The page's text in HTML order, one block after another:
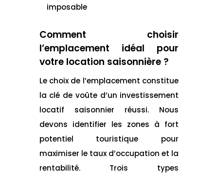
imposable
Comment choisir
l’emplacement idéal pour
votre location saisonnière ?
Le choix de l’emplacement constitue
la clé de voûte d’un investissement
locatif saisonnier réussi. Nous
devons identifier les zones à fort
potentiel touristique pour
maximiser le taux d’occupation et la
rentabilité. Trois types